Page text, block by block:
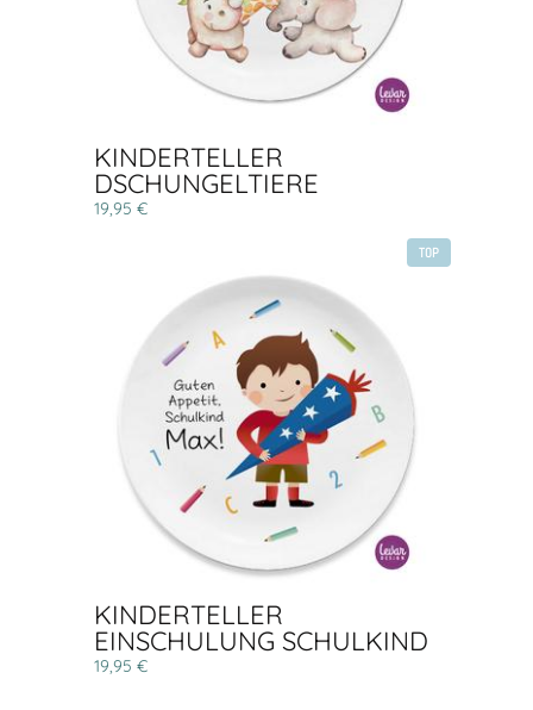
KINDERTELLER
DSCHUNGELTIERE
19,95 €
TOP
KINDERTELLER
EINSCHULUNG SCHULKIND
19,95 €